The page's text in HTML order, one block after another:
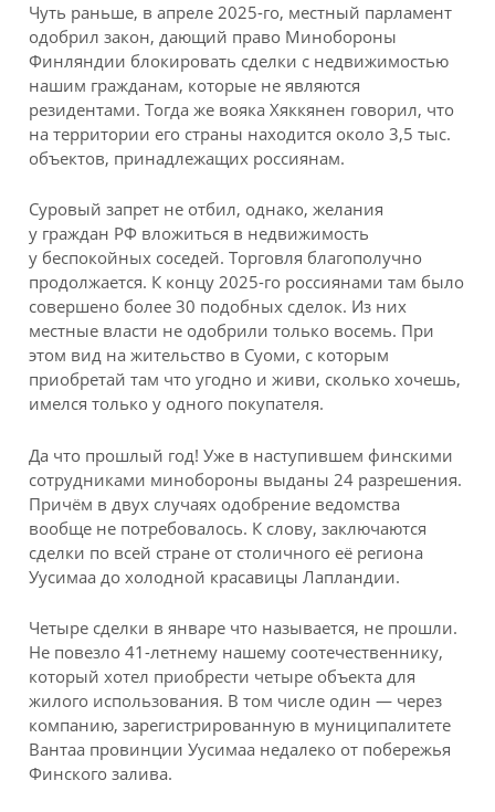
Чуть раньше, в апреле 2025-го, местный парламент
одобрил закон, дающий право Минобороны
Финляндии блокировать сделки с недвижимостью
нашим гражданам, которые не являются
резидентами. Тогда же вояка Хяккянен говорил, что
на территории его страны находится около 3,5 тыс.
объектов, принадлежащих россиянам.
Суровый запрет не отбил, однако, желания
у граждан РФ вложиться в недвижимость
у беспокойных соседей. Торговля благополучно
продолжается. К концу 2025-го россиянами там было
совершено более 30 подобных сделок. Из них
местные власти не одобрили только восемь. При
этом вид на жительство в Суоми, с которым
приобретай там что угодно и живи, сколько хочешь,
имелся только у одного покупателя.
Да что прошлый год! Уже в наступившем финскими
сотрудниками минобороны выданы 24 разрешения.
Причём в двух случаях одобрение ведомства
вообще не потребовалось. К слову, заключаются
сделки по всей стране от столичного её региона
Уусимаа до холодной красавицы Лапландии.
Четыре сделки в январе что называется, не прошли.
Не повезло 41-летнему нашему соотечественнику,
который хотел приобрести четыре объекта для
жилого использования. В том числе один — через
компанию, зарегистрированную в муниципалитете
Вантаа провинции Уусимаа недалеко от побережья
Финского залива.